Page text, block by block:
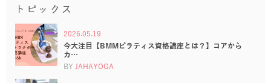
トピックス
2026.05.19
今大注目【BMMピラティス資格講座とは？】コアから
カ…
BY JAHAYOGA